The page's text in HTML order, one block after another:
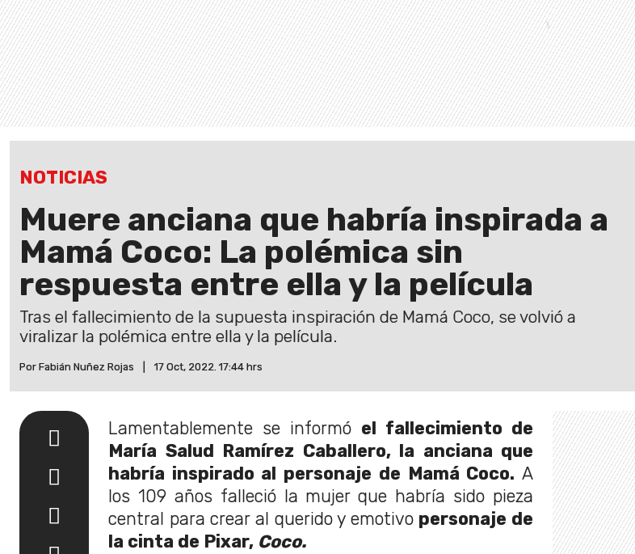
NOTICIAS
Muere anciana que habría inspirada a
Mamá Coco: La polémica sin
respuesta entre ella y la película
Tras el fallecimiento de la supuesta inspiración de Mamá Coco, se volvió a
viralizar la polémica entre ella y la película.
Por Fabián Nuñez Rojas 17 Oct, 2022. 17:44 hrs
Lamentablemente se informó el fallecimiento de
María Salud Ramírez Caballero, la anciana que
habría inspirado al personaje de Mamá Coco. A
los 109 años falleció la mujer que habría sido pieza
central para crear al querido y emotivo personaje de
la cinta de Pixar, Coco.